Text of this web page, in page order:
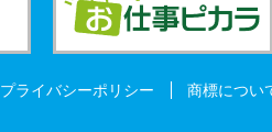
プライバシーポリシー 商標につい